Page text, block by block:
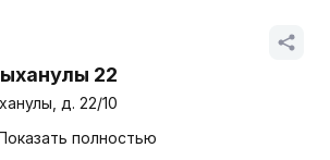
22
Атыханулы, д. 22/10
полностью